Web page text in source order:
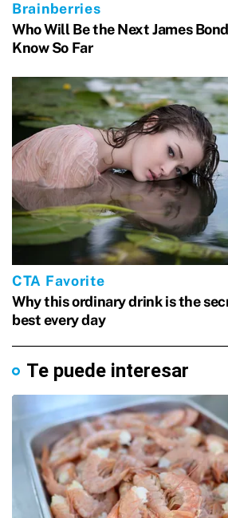
Te puede interesar